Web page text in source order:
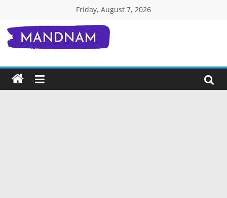
content
Friday, August 7, 2026
Mandnam.com
जाने
एक-